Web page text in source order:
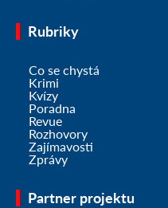
Rubriky
Co se chystá
Krimi
Kvízy
Poradna
Revue
Rozhovory
Zajímavosti
Zprávy
Partner projektu